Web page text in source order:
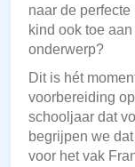
naar de
kind ook toe
onderwerp?
Dit is hét
voorbereiding
schooljaar dat
begrijpen we
voor het vak